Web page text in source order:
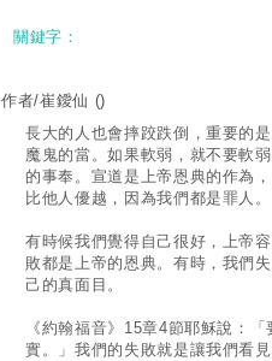
關鍵字：
作者/崔鑀仙 ()
長大的人也會摔跤跌倒，重要的
魔鬼的當。如果軟弱，就不要軟
的事奉。宣道是上帝恩典的作為
比他人優越，因為我們都是罪人
有時候我們覺得自己很好，上帝
敗都是上帝的恩典。有時，我們
己的真面目。
《約翰福音》15章4節耶穌說：
實。」我們的失敗就是讓我們看